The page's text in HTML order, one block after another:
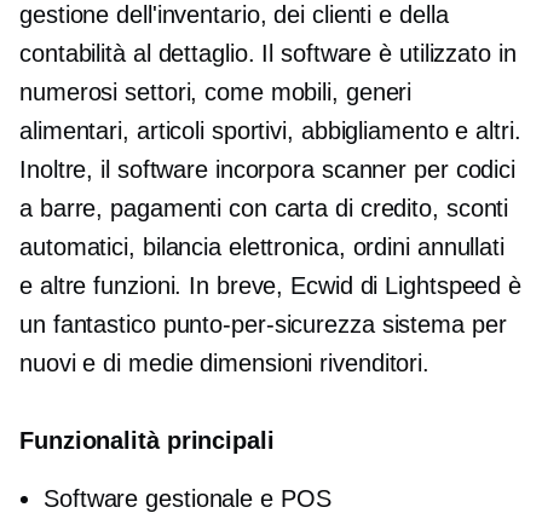
gestione dell'inventario, dei clienti e della
contabilità al dettaglio. Il software è utilizzato in
numerosi settori, come mobili, generi
alimentari, articoli sportivi, abbigliamento e altri.
Inoltre, il software incorpora scanner per codici
a barre, pagamenti con carta di credito, sconti
automatici, bilancia elettronica, ordini annullati
e altre funzioni. In breve, Ecwid di Lightspeed è
un fantastico punto-per-sicurezzasistema per
nuovi edi medie dimensioni rivenditori.
Funzionalità principali
Software gestionale e POS